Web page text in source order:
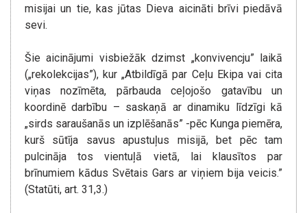
misijai un tie, kas jūtas Dieva aicināti brīvi piedāvā
sevi.
Šie aicinājumi visbiežāk dzimst „konvivencju” laikā
(„rekolekcijas”), kur „Atbildīgā par Ceļu Ekipa vai cita
viņas nozīmēta, pārbauda ceļojošo gatavību un
koordinē darbību – saskaņā ar dinamiku līdzīgi kā
„sirds saraušanās un izplēšanās” -pēc Kunga piemēra,
kurš sūtīja savus apustuļus misijā, bet pēc tam
pulcināja tos vientuļā vietā, lai klausītos par
brīnumiem kādus Svētais Gars ar viņiem bija veicis.”
(Statūti, art. 31,3.)